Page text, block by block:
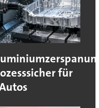
für